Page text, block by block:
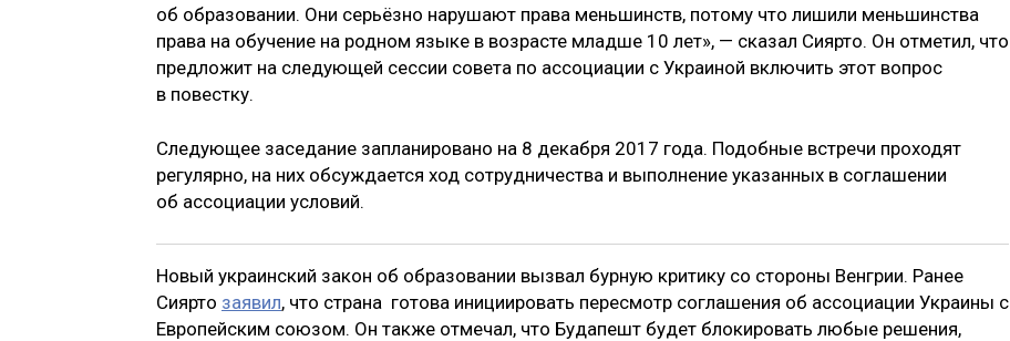
об образовании. Они серьёзно нарушают права меньшинств, потому что лишили меньшинства
права на обучение на родном языке в возрасте младше 10 лет», — сказал Сиярто. Он отметил, что
предложит на следующей сессии совета по ассоциации с Украиной включить этот вопрос
в повестку.
Следующее заседание запланировано на 8 декабря 2017 года. Подобные встречи проходят
регулярно, на них обсуждается ход сотрудничества и выполнение указанных в соглашении
об ассоциации условий.
Новый украинский закон об образовании вызвал бурную критику со стороны Венгрии. Ранее
Сиярто заявил, что страна готова инициировать пересмотр соглашения об ассоциации Украины с
Европейским союзом. Он также отмечал, что Будапешт будет блокировать любые решения,